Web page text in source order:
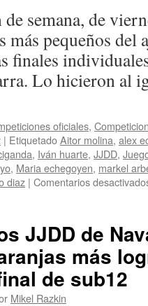
semana, de
pequeños del
finales
Lo hicieron al
oficiales,
| EtiquetadoAitor molina, alex
, Iván huarte, JJDD,
, Maria echegoyen, markel
diaz | Comentarios
JJDD de
más
de sub12
Mikel Razkin